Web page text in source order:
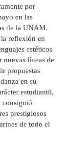
por
en las
de la UNAM.
reflexión en
estéticos
nuevas líneas de
propuestas
en su
estudiantil,
consiguió
prestigiosos
de todo el